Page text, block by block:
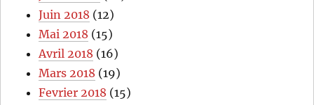
Juin 2018 (12)
Mai 2018 (15)
Avril 2018 (16)
Mars 2018 (19)
Fevrier 2018 (15)